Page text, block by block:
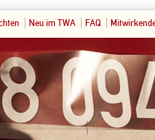
Neu im TWA FAQ